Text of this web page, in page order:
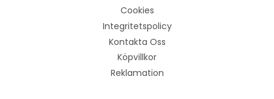
Cookies
Integritetspolicy
Kontakta Oss
Köpvillkor
Reklamation